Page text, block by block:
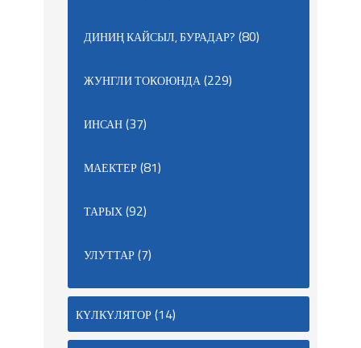
ДИНИҢ КАЙСЫЛ, БУРАДАР? (80)
ЖУНГЛИ ТОКОЮНДА(229)
ИНСАН(37)
МАЕКТЕР(81)
ТАРЫХ(92)
УЛУТТАР(7)
КҮЛКҮЛЯТОР(14)